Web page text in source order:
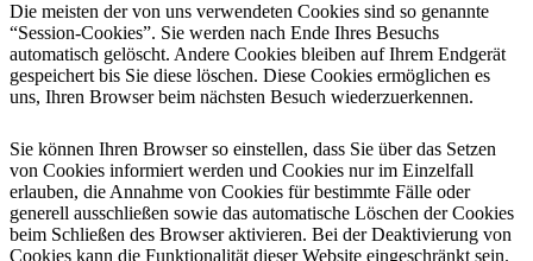
Die meisten der von uns verwendeten Cookies sind so genannte
“Session-Cookies”. Sie werden nach Ende Ihres Besuchs
automatisch gelöscht. Andere Cookies bleiben auf Ihrem Endgerät
gespeichert bis Sie diese löschen. Diese Cookies ermöglichen es
uns, Ihren Browser beim nächsten Besuch wiederzuerkennen.
Sie können Ihren Browser so einstellen, dass Sie über das Setzen
von Cookies informiert werden und Cookies nur im Einzelfall
erlauben, die Annahme von Cookies für bestimmte Fälle oder
generell ausschließen sowie das automatische Löschen der Cookies
beim Schließen des Browser aktivieren. Bei der Deaktivierung von
Cookies kann die Funktionalität dieser Website eingeschränkt sein.